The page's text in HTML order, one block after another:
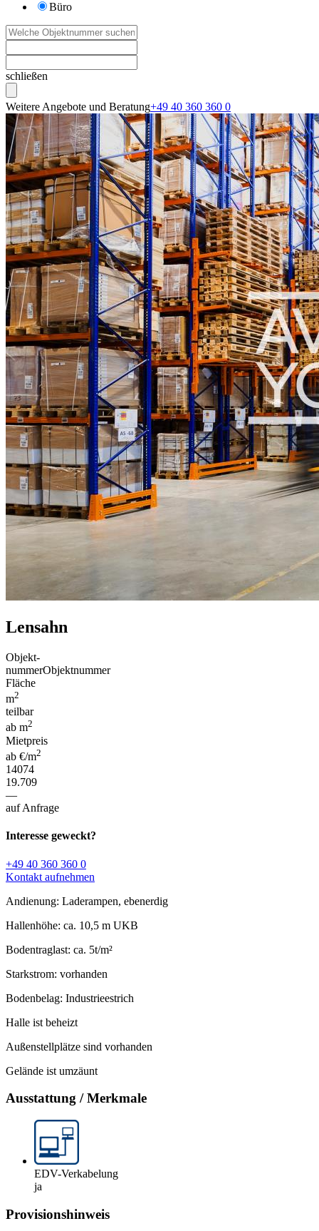
Büro
schließen
Weitere Angebote und Beratung+49 40 360 360 0
Lensahn
Objekt-
nummerObjektnummer
Fläche
m2
teilbar
ab m2
Mietpreis
ab €/m2
14074
19.709
—
auf Anfrage
Interesse geweckt?
+49 40 360 360 0
Kontakt aufnehmen
Andienung: Laderampen, ebenerdig
Hallenhöhe: ca. 10,5 m UKB
Bodentraglast: ca. 5t/m²
Starkstrom: vorhanden
Bodenbelag: Industrieestrich
Halle ist beheizt
Außenstellplätze sind vorhanden
Gelände ist umzäunt
Ausstattung / Merkmale
EDV-Verkabelung
ja
Provisionshinweis